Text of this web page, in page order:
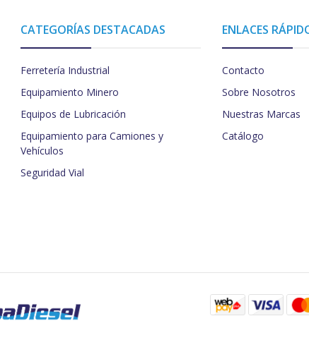
CATEGORÍAS DESTACADAS
Ferretería Industrial
Equipamiento Minero
Equipos de Lubricación
Equipamiento para Camiones y
Vehículos
Seguridad Vial
ENLACES
Contacto
Sobre Nosotros
Nuestras Marcas
Catálogo